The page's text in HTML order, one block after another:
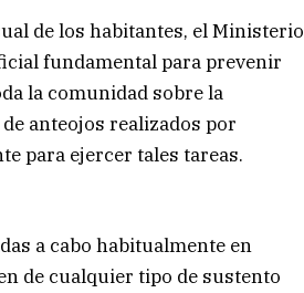
de los habitantes, el Ministerio
fundamental para prevenir
la comunidad sobre la
anteojos realizados por
para ejercer tales tareas.
a cabo habitualmente en
de cualquier tipo de sustento